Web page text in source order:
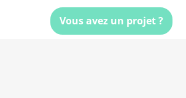
Vous avez un projet ?